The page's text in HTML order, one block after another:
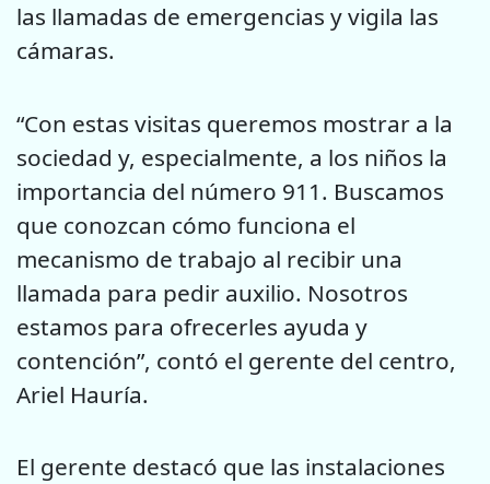
las llamadas de emergencias y vigila las
cámaras.
“Con estas visitas queremos mostrar a la
sociedad y, especialmente, a los niños la
importancia del número 911. Buscamos
que conozcan cómo funciona el
mecanismo de trabajo al recibir una
llamada para pedir auxilio. Nosotros
estamos para ofrecerles ayuda y
contención”, contó el gerente del centro,
Ariel Hauría.
El gerente destacó que las instalaciones